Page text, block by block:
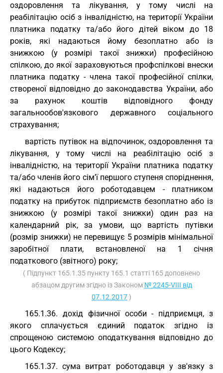
оздоровлення та лікування, у тому числі на
реабілітацію осіб з інвалідністю, на території України
платника податку та/або його дітей віком до 18
років, які надаються йому безоплатно або із
знижкою (у розмірі такої знижки) професійною
спілкою, до якої зараховуються профспілкові внески
платника податку - члена такої професійної спілки,
створеної відповідно до законодавства України, або
за рахунок коштів відповідного фонду
загальнообов'язкового державного соціального
страхування;
вартість путівок на відпочинок, оздоровлення та
лікування, у тому числі на реабілітацію осіб з
інвалідністю, на території України платника податку
та/або членів його сім’ї першого ступеня споріднення,
які надаються його роботодавцем - платником
податку на прибуток підприємств безоплатно або із
знижкою (у розмірі такої знижки) один раз на
календарний рік, за умови, що вартість путівки
(розмір знижки) не перевищує 5 розмірів мінімальної
заробітної плати, встановленої на 1 січня
податкового (звітного) року;
( Підпункт 165.1.35 пункту 165.1 статті 165 доповнено
абзацом другим згідно із Законом № 2245-VIII від
07.12.2017)
165.1.36. дохід фізичної особи - підприємця, з
якого сплачується єдиний податок згідно із
спрощеною системою оподаткування відповідно до
цього Кодексу;
165.1.37. сума витрат роботодавця у зв'язку з